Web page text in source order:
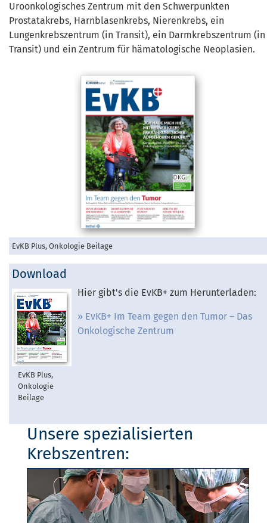
Uroonkologisches Zentrum mit den Schwerpunkten
Prostatakrebs, Harnblasenkrebs, Nierenkrebs, ein
Lungenkrebszentrum (in Transit), ein Darmkrebszentrum (in
Transit) und ein Zentrum für hämatologische Neoplasien.
EvKB Plus, Onkologie Beilage
Download
EvKB Plus,
Onkologie
Beilage
Hier gibt's die EvKB+ zum Herunterladen:
EvKB+ Im Team gegen den Tumor – Das
Onkologische Zentrum
Unsere spezialisierten
Krebszentren: